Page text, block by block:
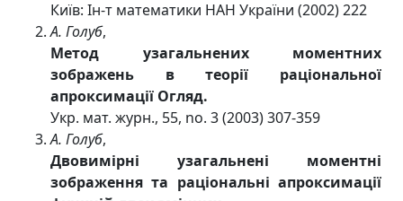
Київ: Ін-т математики НАН України (2002) 222
А. Голуб,
Метод узагальнених моментних
зображень в теорії раціональної
апроксимації Огляд.
Укр. мат. журн., 55, no. 3 (2003) 307-359
А. Голуб,
Двовимірні узагальнені моментні
зображення та раціональні апроксимації